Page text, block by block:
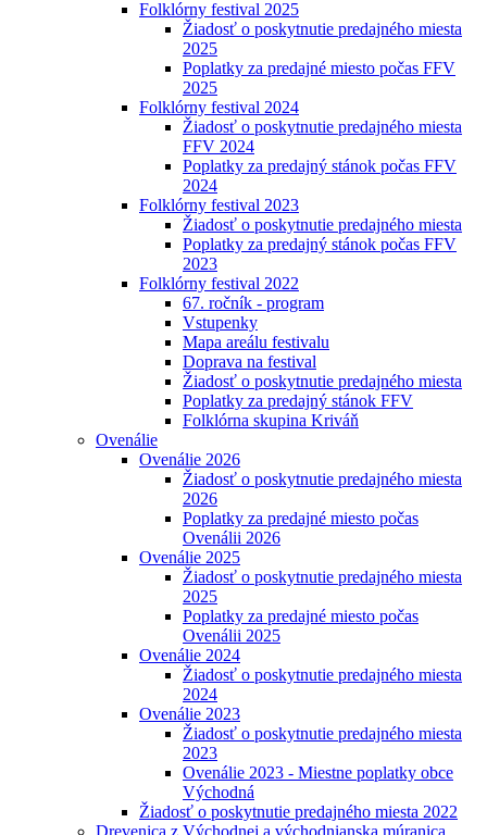
Folklórny festival 2025
Žiadosť o poskytnutie predajného miesta
2025
Poplatky za predajné miesto počas FFV
2025
Folklórny festival 2024
Žiadosť o poskytnutie predajného miesta
FFV 2024
Poplatky za predajný stánok počas FFV
2024
Folklórny festival 2023
Žiadosť o poskytnutie predajného miesta
Poplatky za predajný stánok počas FFV
2023
Folklórny festival 2022
67. ročník - program
Vstupenky
Mapa areálu festivalu
Doprava na festival
Žiadosť o poskytnutie predajného miesta
Poplatky za predajný stánok FFV
Folklórna skupina Kriváň
Ovenálie
Ovenálie 2026
Žiadosť o poskytnutie predajného miesta
2026
Poplatky za predajné miesto počas
Ovenálii 2026
Ovenálie 2025
Žiadosť o poskytnutie predajného miesta
2025
Poplatky za predajné miesto počas
Ovenálii 2025
Ovenálie 2024
Žiadosť o poskytnutie predajného miesta
2024
Ovenálie 2023
Žiadosť o poskytnutie predajného miesta
2023
Ovenálie 2023 - Miestne poplatky obce
Východná
Žiadosť o poskytnutie predajného miesta 2022
Drevenica z Východnej a východnianska múranica